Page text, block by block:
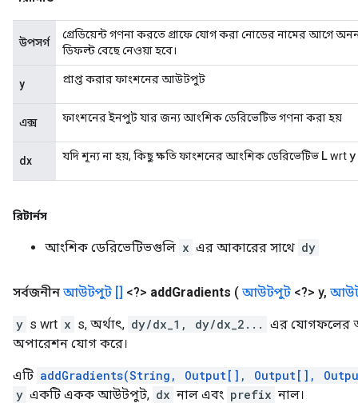
উপসর্গ
গ্রেডিয়েন্ট গণনা করতে গ্রাফে যোগ করা নোডের নামের আগে
ডিফল্ট বেছে নেওয়া হবে।
y প্রাপ্ত করার ফাংশনের আউটপুট
এক্স ফাংশনের ইনপুট যার জন্য আংশিক ডেরিভেটিভ গণনা করা হয়
dx যদি শূন্য না হয়, কিছু ক্ষতি ফাংশনের আংশিক ডেরিভেটিভ Lwrty
রিটার্নস
আংশিক ডেরিভেটিভগুলি x এর আকারের সাথে dy
সর্বজনীন আউটপুট [] <?> addGradients ( আউটপুট <?> y,
y s wrt x s, অর্থাৎ, dy/dx_1, dy/dx_2... এর যোগফলের
অপারেশন যোগ করে।
এটি addGradients(String, Output[], Output[],
y একটি একক আউটপুট, dx নাল এবং prefix নাল।